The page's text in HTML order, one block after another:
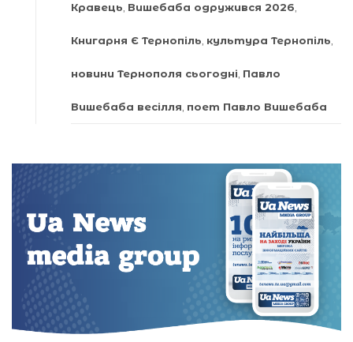
Кравець Вишебаба одружився 2026
Книгарня Є Тернопіль культура Тернопіль
новини Тернополя сьогодні Павло
Вишебаба весілля поет Павло Вишебаба